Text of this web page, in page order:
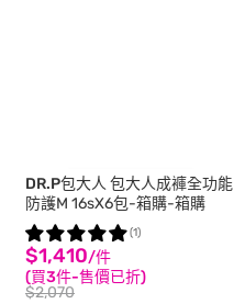
DR.P包大人 包大人成褲全功能
防護M 16sX6包-箱購-箱購
$1,410/件
(買3件-售價已折)
$2,070
(1)